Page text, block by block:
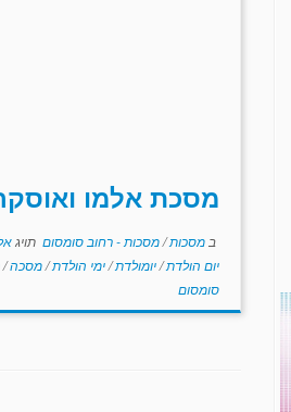
מסכת אלמו
במסכות/מסכות - רחוב סומסום תויג
יום הולדת/יומולדת/ימי הולדת/מסכה/
סומסום